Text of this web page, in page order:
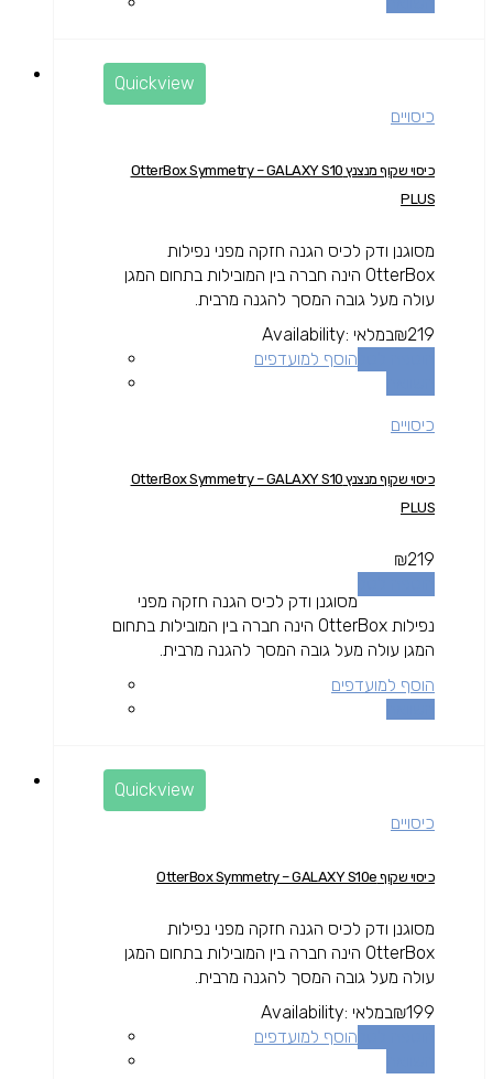
Quickview
כיסויים
כיסוי שקוף מנצנץ OtterBox Symmetry – GALAXY S10
PLUS
מסוגנן ודק לכיס הגנה חזקה מפני נפילות
OtterBox הינה חברה בין המובילות בתחום המגן
עולה מעל גובה המסך להגנה מרבית.
₪219
Availability: במלאי
הוסף למועדפים
כיסויים
כיסוי שקוף מנצנץ OtterBox Symmetry – GALAXY S10
PLUS
₪219
מסוגנן ודק לכיס הגנה חזקה מפני
נפילות OtterBox הינה חברה בין המובילות בתחום
המגן עולה מעל גובה המסך להגנה מרבית.
הוסף למועדפים
Quickview
כיסויים
כיסוי שקוף OtterBox Symmetry – GALAXY S10e
מסוגנן ודק לכיס הגנה חזקה מפני נפילות
OtterBox הינה חברה בין המובילות בתחום המגן
עולה מעל גובה המסך להגנה מרבית.
₪199
Availability: במלאי
הוסף למועדפים